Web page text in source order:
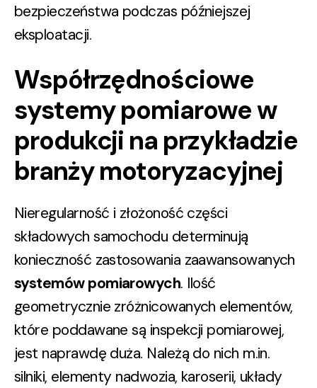
bezpieczeństwa podczas późniejszej
eksploatacji.
Współrzędnościowe
systemy pomiarowe w
produkcji na przykładzie
branży motoryzacyjnej
Nieregularność i złożoność części
składowych samochodu determinują
konieczność zastosowania zaawansowanych
systemów pomiarowych. Ilość
geometrycznie zróżnicowanych elementów,
które poddawane są inspekcji pomiarowej,
jest naprawdę duża. Należą do nich m.in.
silniki, elementy nadwozia, karoserii, układy